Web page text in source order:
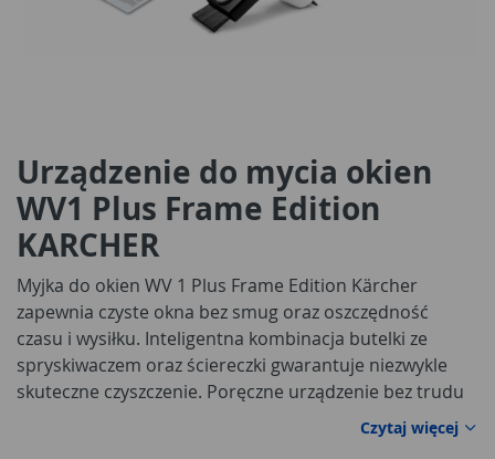
Urządzenie do mycia okien
WV1 Plus Frame Edition
KARCHER
Myjka do okien WV 1 Plus Frame Edition Kärcher
zapewnia czyste okna bez smug oraz oszczędność
czasu i wysiłku. Inteligentna kombinacja butelki ze
spryskiwaczem oraz ściereczki gwarantuje niezwykle
skuteczne czyszczenie. Poręczne urządzenie bez trudu
usuwa wodę z okna przy każdym użyciu – bez smug i
bez kapiącej zanieczyszczonej wody. W porównaniu z
Czytaj więcej